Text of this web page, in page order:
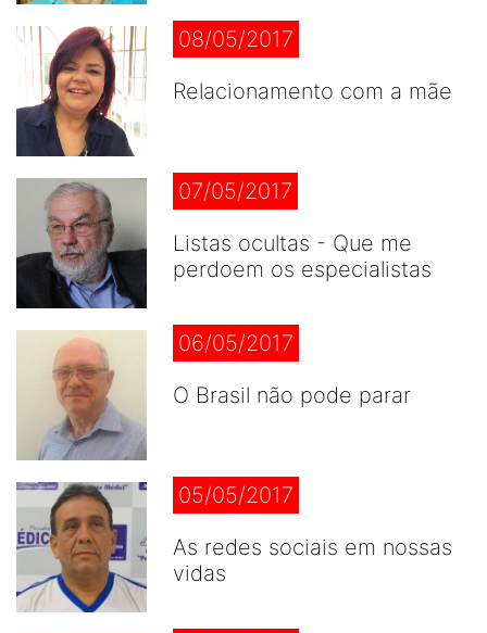
08/05/2017
Relacionamento com a mãe
07/05/2017
Listas ocultas - Que me
perdoem os especialistas
06/05/2017
O Brasil não pode parar
05/05/2017
As redes sociais em nossas
vidas